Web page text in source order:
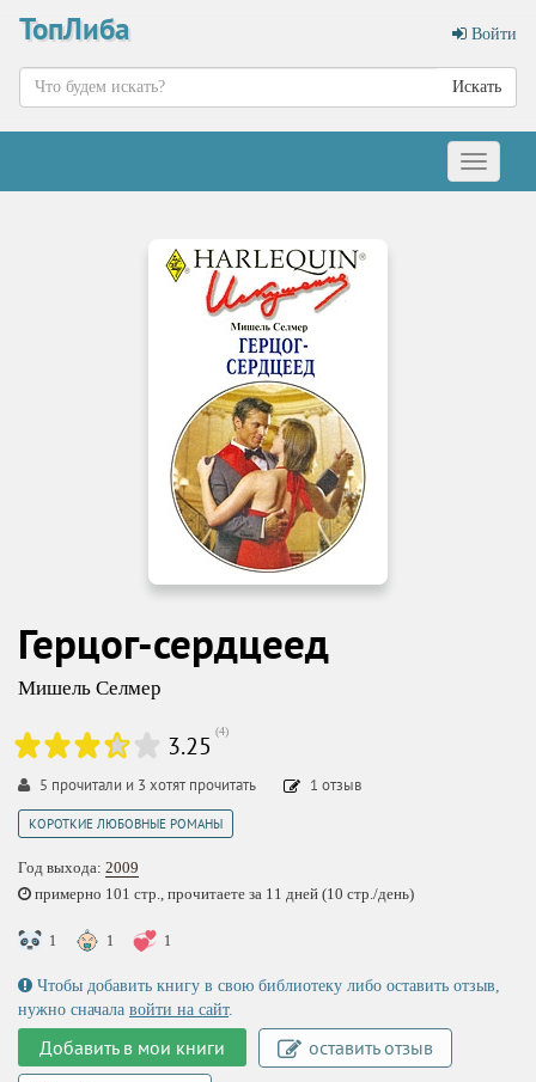
ТопЛиба Войти
Искать
Меню
Герцог-сердцеед
Мишель Селмер
3.25 (4)
5 прочитали и 3 хотят прочитать 1 отзыв
КОРОТКИЕ ЛЮБОВНЫЕ РОМАНЫ
Год выхода: 2009
примерно 101 стр., прочитаете за 11 дней (10 стр./день)
1 1 1
Чтобы добавить книгу в свою библиотеку либо оставить отзыв,
нужно сначала войти на сайт.
Добавить в мои книги
оставить отзыв